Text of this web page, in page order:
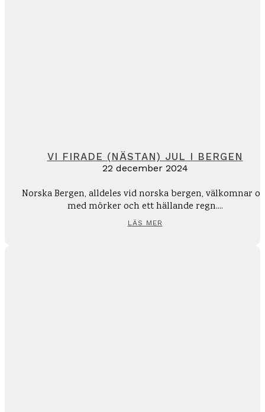
VI FIRADE (NÄSTAN) JUL I BERGEN
22 december 2024
Norska Bergen, alldeles vid norska bergen, välkomnar
med mörker och ett hällande regn....
LÄS MER